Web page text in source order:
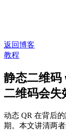
返回博客
教程
静态二维
二维码会失
动态 QR 在背后
期。本文讲清两